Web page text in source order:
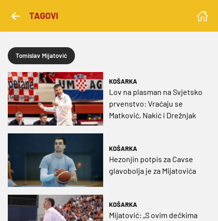
TAGOVI
Tomislav Mijatović
KOŠARKA
Lov na plasman na Svjetsko
prvenstvo: Vraćaju se
Matković, Nakić i Drežnjak
KOŠARKA
Hezonjin potpis za Cavse
glavobolja je za Mijatovića
KOŠARKA
Mijatović: „S ovim dečkima